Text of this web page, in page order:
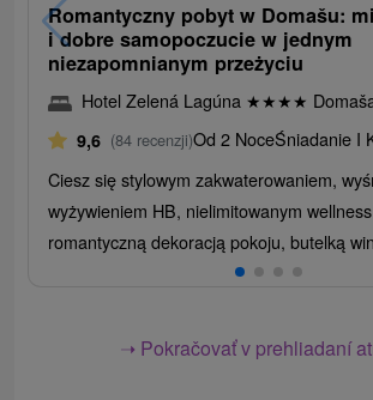
Romantyczny pobyt w Domašu:
i dobre samopoczucie w jednym
niezapomnianym przeżyciu
Hotel Zelená Lagúna ★★★★
9,6 (84 recenzji)Od 2 NoceŚniadanie I
Ciesz się stylowym zakwaterowaniem,
wyżywieniem HB, nielimitowanym
romantyczną dekoracją pokoju, butelką
➝ Pokračovať v prehliadaní